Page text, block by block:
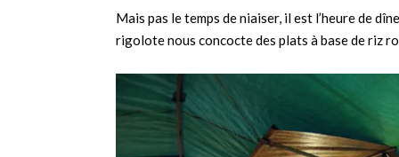
Mais pas le temps de niaiser, il est l’heure de
rigolote nous concocte des plats à base de riz